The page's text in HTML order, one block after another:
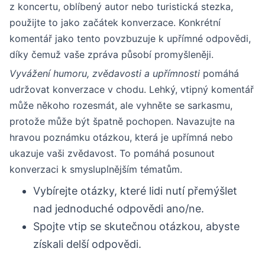
z koncertu, oblíbený autor nebo turistická stezka,
použijte to jako začátek konverzace. Konkrétní
komentář jako tento povzbuzuje k upřímné odpovědi,
díky čemuž vaše zpráva působí promyšleněji.
Vyvážení humoru, zvědavosti a upřímnosti pomáhá
udržovat konverzace v chodu. Lehký, vtipný komentář
může někoho rozesmát, ale vyhněte se sarkasmu,
protože může být špatně pochopen. Navazujte na
hravou poznámku otázkou, která je upřímná nebo
ukazuje vaši zvědavost. To pomáhá posunout
konverzaci k smysluplnějším tématům.
Vybírejte otázky, které lidi nutí přemýšlet
nad jednoduché odpovědi ano/ne.
Spojte vtip se skutečnou otázkou, abyste
získali delší odpovědi.